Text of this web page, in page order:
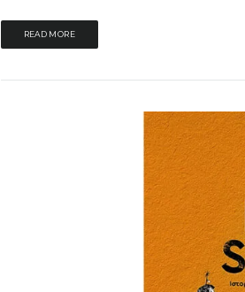
READ MORE